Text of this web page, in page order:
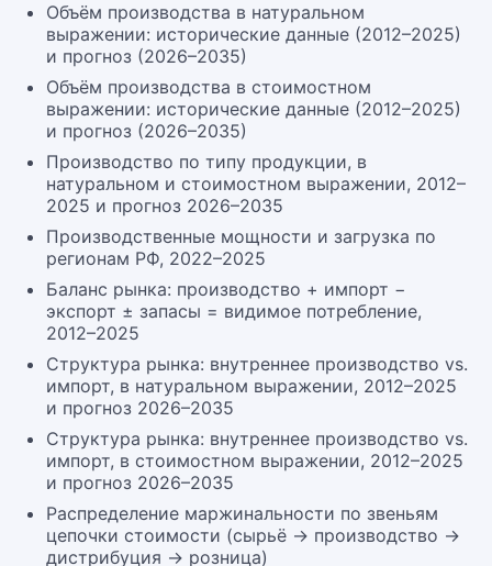
Объём производства в натуральном
выражении: исторические данные (2012–2025)
и прогноз (2026–2035)
Объём производства в стоимостном
выражении: исторические данные (2012–2025)
и прогноз (2026–2035)
Производство по типу продукции, в
натуральном и стоимостном выражении, 2012–
2025 и прогноз 2026–2035
Производственные мощности и загрузка по
регионам РФ, 2022–2025
Баланс рынка: производство + импорт −
экспорт ± запасы = видимое потребление,
2012–2025
Структура рынка: внутреннее производство vs.
импорт, в натуральном выражении, 2012–2025
и прогноз 2026–2035
Структура рынка: внутреннее производство vs.
импорт, в стоимостном выражении, 2012–2025
и прогноз 2026–2035
Распределение маржинальности по звеньям
цепочки стоимости (сырьё → производство →
дистрибуция → розница)